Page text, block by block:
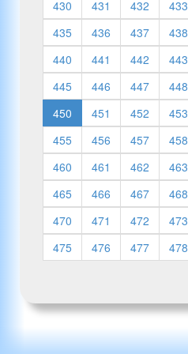
430 431 432 433
435
436 437 438
440
441 442 443
445
446 447 448
450
451 452 453
455
456 457 458
460
461 462 463
465
466 467 468
470
471 472 473
475
476 477 478